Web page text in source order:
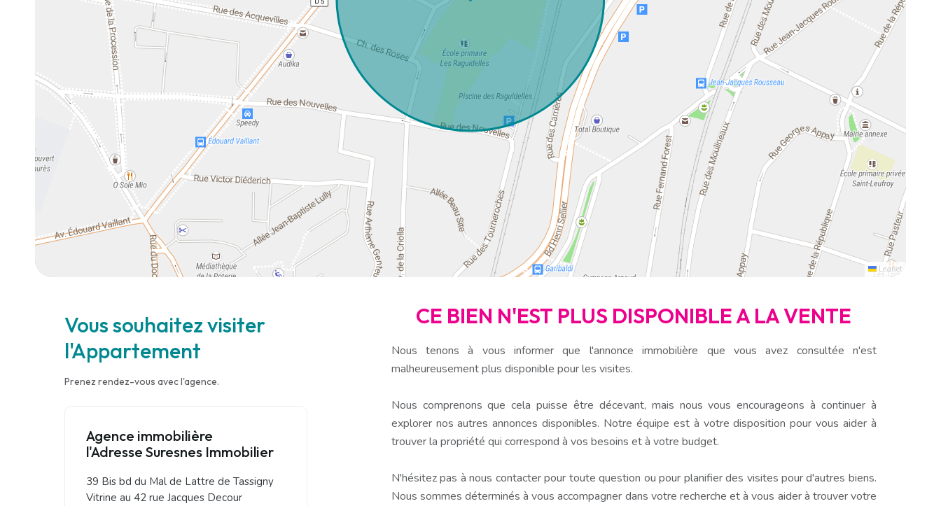
Leaflet
Vous souhaitez visiter
l'Appartement
Prenez rendez-vous avec l'agence.
Agence immobilière
l'Adresse Suresnes Immobilier
39 Bis bd du Mal de Lattre de Tassigny
Vitrine au 42 rue Jacques Decour
CE BIEN N'EST PLUS DISPONIBLE A LA VENTE
Nous tenons à vous informer que l'annonce immobilière que vous avez consultée n'est
malheureusement plus disponible pour les visites.
Nous comprenons que cela puisse être décevant, mais nous vous encourageons à continuer à
explorer nos autres annonces disponibles. Notre équipe est à votre disposition pour vous aider à
trouver la propriété qui correspond à vos besoins et à votre budget.
N'hésitez pas à nous contacter pour toute question ou pour planifier des visites pour d'autres biens.
Nous sommes déterminés à vous accompagner dans votre recherche et à vous aider à trouver votre